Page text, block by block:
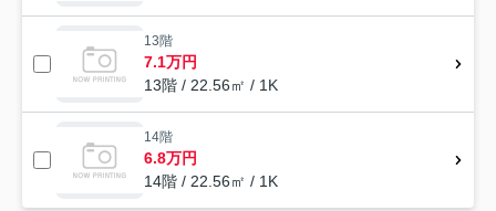
13階
7.1万円
13階 / 22.56㎡ / 1K
14階
6.8万円
14階 / 22.56㎡ / 1K